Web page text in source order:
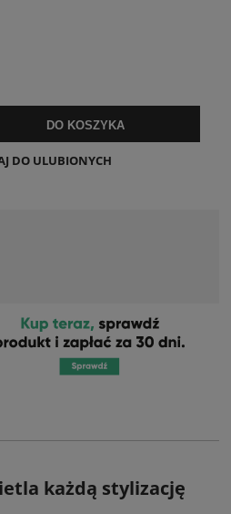
DO KOSZYKA
DO ULUBIONYCH
każdą stylizację